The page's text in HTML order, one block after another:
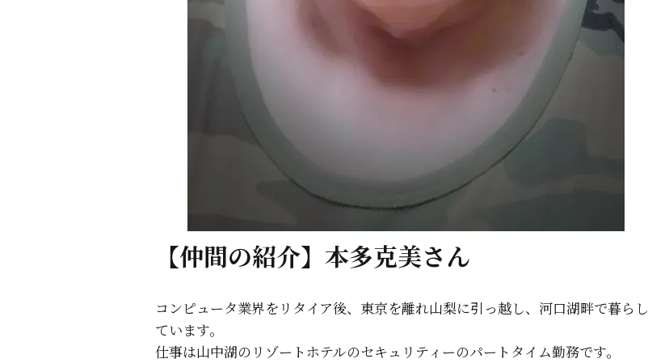
【仲間の紹介】本多克美さん
コンピュータ業界をリタイア後、東京を離れ山梨に引っ越し、河口湖畔で暮らし
ています。
仕事は山中湖のリゾートホテルのセキュリティーのパートタイム勤務です。